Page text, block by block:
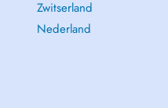
Zwitserland
Nederland